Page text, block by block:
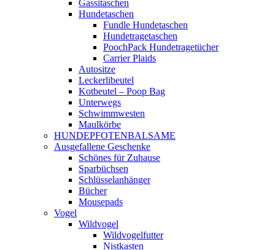
Gassitaschen
Hundetaschen
Fundle Hundetaschen
Hundetragetaschen
PoochPack Hundetragetücher
Carrier Plaids
Autositze
Leckerlibeutel
Kotbeutel – Poop Bag
Unterwegs
Schwimmwesten
Maulkörbe
HUNDEPFOTENBALSAME
Ausgefallene Geschenke
Schönes für Zuhause
Sparbüchsen
Schlüsselanhänger
Bücher
Mousepads
Vogel
Wildvogel
Wildvogelfutter
Nistkasten